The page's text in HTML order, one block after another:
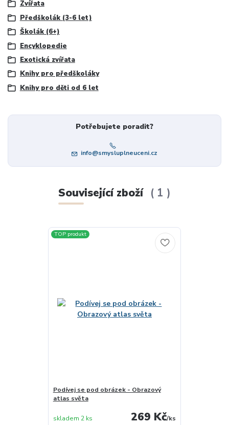
Zvířata
Předškolák (3-6 let)
Školák (6+)
Encyklopedie
Exotická zvířata
Knihy pro předškoláky
Knihy pro děti od 6 let
Potřebujete poradit?
info@smysluplneuceni.cz
Související zboží 1
TOP produkt
Podívej se pod obrázek - Obrazový
atlas světa
269 Kč/ks
skladem 2 ks